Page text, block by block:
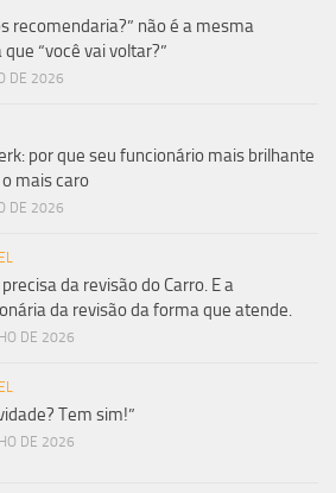
recomendaria?” não é a mesma
“você vai voltar?”
DE 2026
por que seu funcionário mais brilhante
mais caro
DE 2026
da revisão do Carro. E a
da revisão da forma que atende.
DE 2026
Tem sim!”
DE 2026